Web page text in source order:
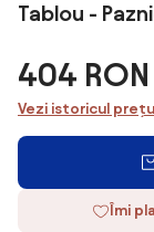
Tablou -
404 RON
Vezi istoricul
Îmi